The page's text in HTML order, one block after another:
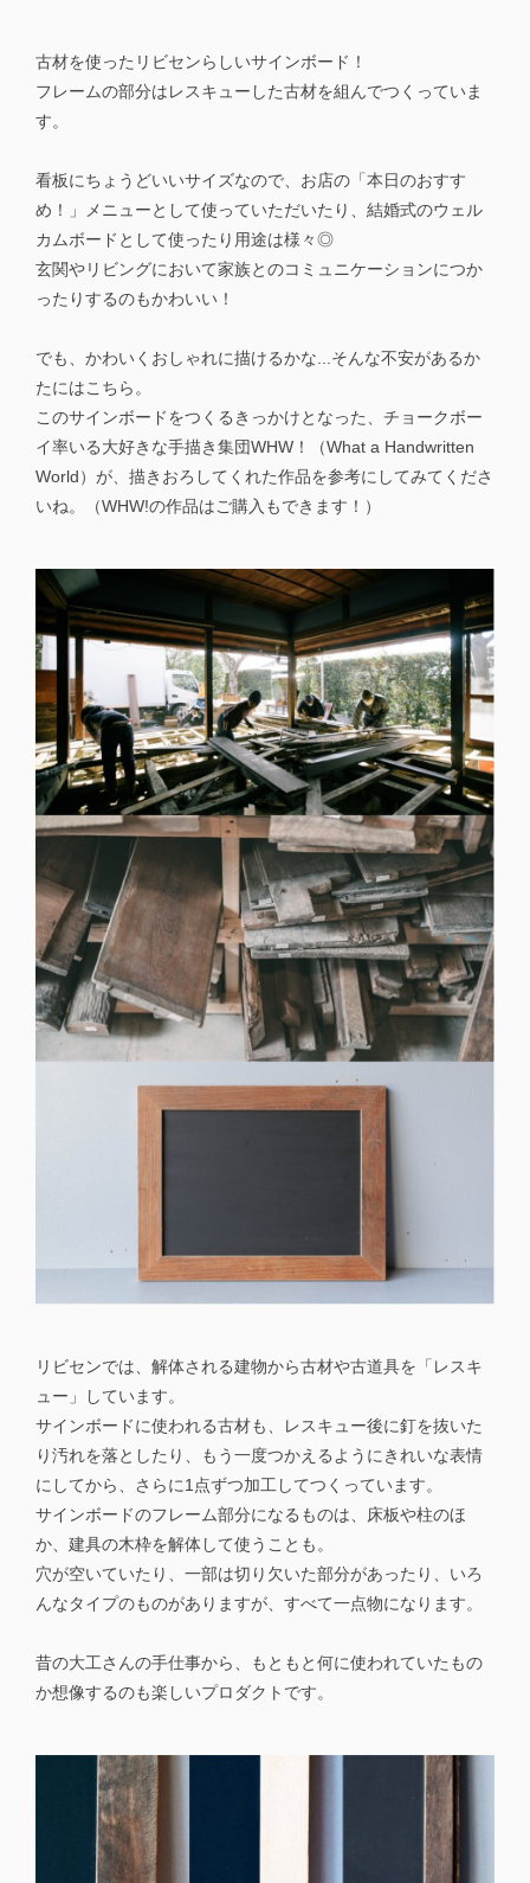
古材を使ったリビセンらしいサインボード！
フレームの部分はレスキューした古材を組んでつくっていま
す。
看板にちょうどいいサイズなので、お店の「本日のおすす
め！」メニューとして使っていただいたり、結婚式のウェル
カムボードとして使ったり用途は様々◎
玄関やリビングにおいて家族とのコミュニケーションにつか
ったりするのもかわいい！
でも、かわいくおしゃれに描けるかな...そんな不安があるか
たにはこちら。
このサインボードをつくるきっかけとなった、チョークボー
イ率いる大好きな手描き集団WHW！（What a Handwritten
World）が、描きおろしてくれた作品を参考にしてみてくださ
いね。（WHW!の作品はご購入もできます！）
リビセンでは、解体される建物から古材や古道具を「レスキ
ュー」しています。
サインボードに使われる古材も、レスキュー後に釘を抜いた
り汚れを落としたり、もう一度つかえるようにきれいな表情
にしてから、さらに1点ずつ加工してつくっています。
サインボードのフレーム部分になるものは、床板や柱のほ
か、建具の木枠を解体して使うことも。
穴が空いていたり、一部は切り欠いた部分があったり、いろ
んなタイプのものがありますが、すべて一点物になります。
昔の大工さんの手仕事から、もともと何に使われていたもの
か想像するのも楽しいプロダクトです。